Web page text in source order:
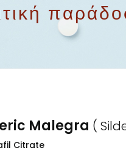
Malegra (
Citrate